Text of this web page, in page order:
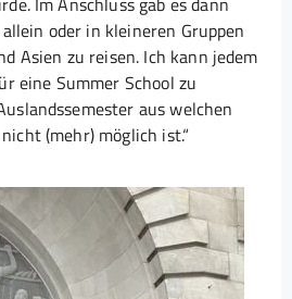
oder in kleineren Gruppen
Asien zu reisen. Ich kann jedem
eine Summer School zu
aus welchen
(mehr) möglich ist.“